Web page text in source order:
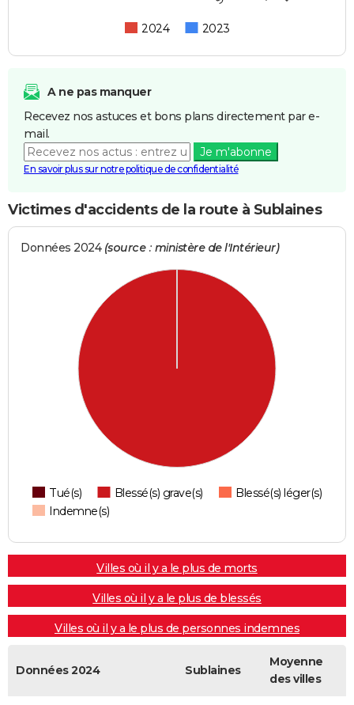
2024 2023
A ne pas manquer
Recevez nos astuces et bons plans directement par e-
mail.
Je m'abonne
En savoir plus sur notre politique de confidentialité
Victimes d'accidents de la route à Sublaines
Données 2024 (source : ministère de l'Intérieur)
Tué(s) Blessé(s) grave(s)
Blessé(s) léger(s)
Indemne(s)
Villes où il y a le plus de morts
Villes où il y a le plus de blessés
Villes où il y a le plus de personnes indemnes
Données 2024 Sublaines
Moyenne
des villes